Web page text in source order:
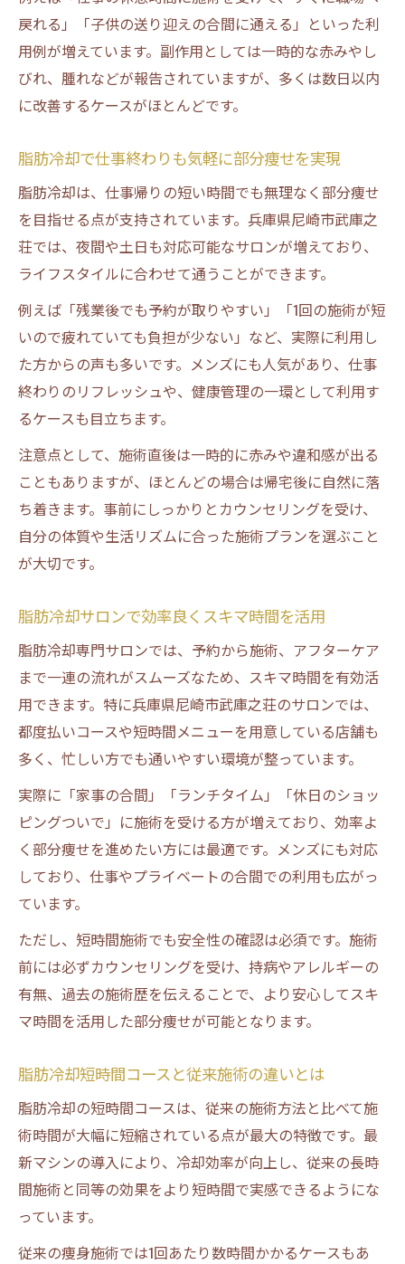
戻れる」「子供の送り迎えの合間に通える」といった利
用例が増えています。副作用としては一時的な赤みやし
びれ、腫れなどが報告されていますが、多くは数日以内
に改善するケースがほとんどです。
脂肪冷却で仕事終わりも気軽に部分痩せを実現
脂肪冷却は、仕事帰りの短い時間でも無理なく部分痩せ
を目指せる点が支持されています。兵庫県尼崎市武庫之
荘では、夜間や土日も対応可能なサロンが増えており、
ライフスタイルに合わせて通うことができます。
例えば「残業後でも予約が取りやすい」「1回の施術が短
いので疲れていても負担が少ない」など、実際に利用し
た方からの声も多いです。メンズにも人気があり、仕事
終わりのリフレッシュや、健康管理の一環として利用す
るケースも目立ちます。
注意点として、施術直後は一時的に赤みや違和感が出る
こともありますが、ほとんどの場合は帰宅後に自然に落
ち着きます。事前にしっかりとカウンセリングを受け、
自分の体質や生活リズムに合った施術プランを選ぶこと
が大切です。
脂肪冷却サロンで効率良くスキマ時間を活用
脂肪冷却専門サロンでは、予約から施術、アフターケア
まで一連の流れがスムーズなため、スキマ時間を有効活
用できます。特に兵庫県尼崎市武庫之荘のサロンでは、
都度払いコースや短時間メニューを用意している店舗も
多く、忙しい方でも通いやすい環境が整っています。
実際に「家事の合間」「ランチタイム」「休日のショッ
ピングついで」に施術を受ける方が増えており、効率よ
く部分痩せを進めたい方には最適です。メンズにも対応
しており、仕事やプライベートの合間での利用も広がっ
ています。
ただし、短時間施術でも安全性の確認は必須です。施術
前には必ずカウンセリングを受け、持病やアレルギーの
有無、過去の施術歴を伝えることで、より安心してスキ
マ時間を活用した部分痩せが可能となります。
脂肪冷却短時間コースと従来施術の違いとは
脂肪冷却の短時間コースは、従来の施術方法と比べて施
術時間が大幅に短縮されている点が最大の特徴です。最
新マシンの導入により、冷却効率が向上し、従来の長時
間施術と同等の効果をより短時間で実感できるようにな
っています。
従来の痩身施術では1回あたり数時間かかるケースもあ